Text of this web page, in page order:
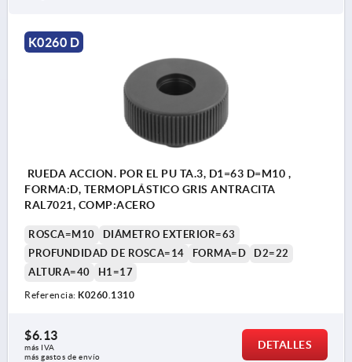
K0260 D
RUEDA ACCION. POR EL PU TA.3, D1=63 D=M10 ,
FORMA:D, TERMOPLÁSTICO GRIS ANTRACITA
RAL7021, COMP:ACERO
ROSCA=M10
DIÁMETRO EXTERIOR=63
PROFUNDIDAD DE ROSCA=14
FORMA=D
D2=22
ALTURA=40
H1=17
Referencia: K0260.1310
$6.13
más IVA
más gastos de envío
DETALLES